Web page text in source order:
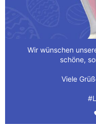
Wir wünschen
schöne,
Viele